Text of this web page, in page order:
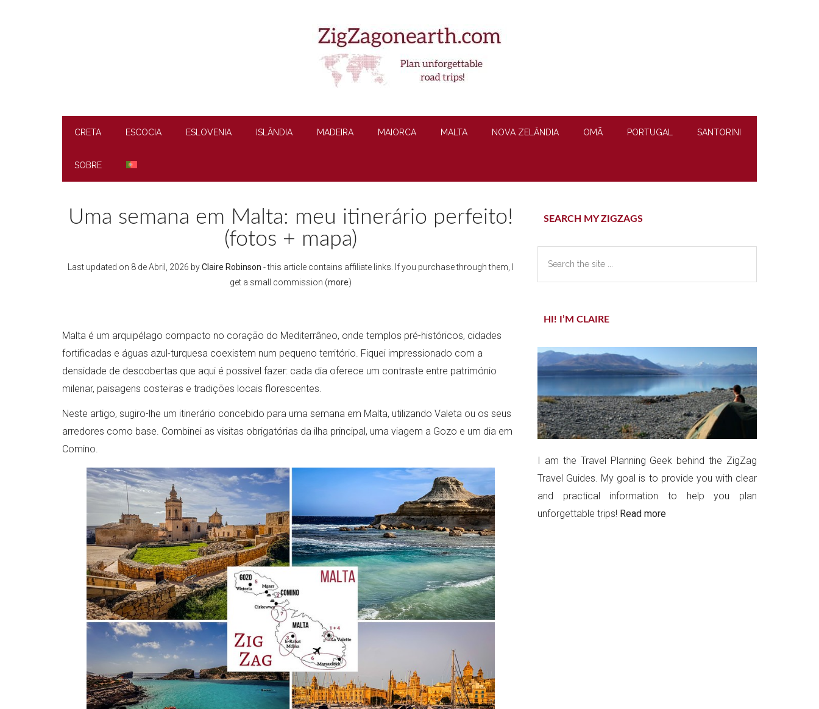
CRETA ESCOCIA ESLOVENIA ISLÂNDIA MADEIRA MAIORCA MALTA NOVA ZELÂNDIA OMÃ PORTUGAL SANTORINI
SOBRE
Uma semana em Malta: meu itinerário perfeito!
(fotos + mapa)
Last updated on 8 de Abril, 2026 byClaire Robinson - this article contains affiliate links. If you purchase through them, I
get a small commission (more)
Malta é um arquipélago compacto no coração do Mediterrâneo, onde templos pré-históricos, cidades
fortificadas e águas azul-turquesa coexistem num pequeno território. Fiquei impressionado com a
densidade de descobertas que aqui é possível fazer: cada dia oferece um contraste entre património
milenar, paisagens costeiras e tradições locais florescentes.
Neste artigo, sugiro-lhe um itinerário concebido para uma semana em Malta, utilizando Valeta ou os seus
arredores como base. Combinei as visitas obrigatórias da ilha principal, uma viagem a Gozo e um dia em
Comino.
Primary
SEARCH MY ZIGZAGS
HI! I’M CLAIRE
I am the Travel Planning Geek behind the ZigZag
Travel Guides. My goal is to provide you with clear
and practical information to help you plan
unforgettable trips! Read more